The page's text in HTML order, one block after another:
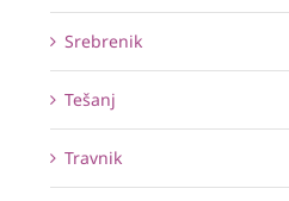
Srebrenik
Tešanj
Travnik